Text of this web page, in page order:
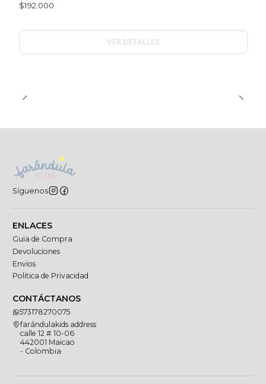
$192.000
VER DETALLES
Síguenos
ENLACES
Guia de Compra
Devoluciones
Envios
Politica de Privacidad
CONTÁCTANOS
573178270075
farándulakids address
calle 12 # 10-06
442001 Maicao
- Colombia